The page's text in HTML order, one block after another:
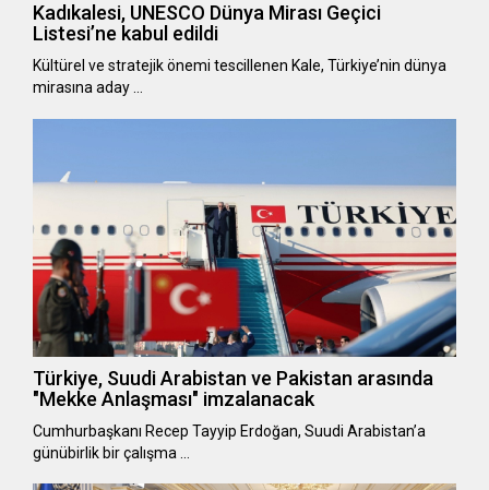
Kadıkalesi, UNESCO Dünya Mirası Geçici
Listesi’ne kabul edildi
Kültürel ve stratejik önemi tescillenen Kale, Türkiye’nin dünya
mirasına aday …
Türkiye, Suudi Arabistan ve Pakistan arasında
"Mekke Anlaşması" imzalanacak
Cumhurbaşkanı Recep Tayyip Erdoğan, Suudi Arabistan’a
günübirlik bir çalışma …